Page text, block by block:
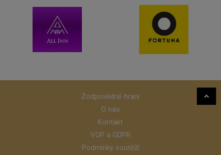
Zodpovědné hraní
O nás
Kontakt
VOP a GDPR
Podmínky soutěží